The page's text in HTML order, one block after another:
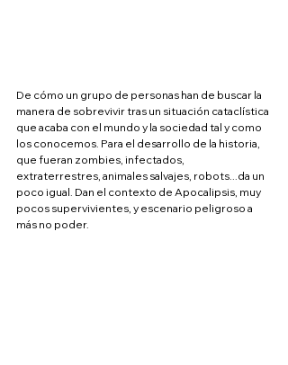
De cómo un grupo de personas han de buscar la
manera de sobrevivir tras un situación cataclística
que acaba con el mundo y la sociedad tal y como
los conocemos. Para el desarrollo de la historia,
que fueran zombies, infectados,
extraterrestres, animales salvajes, robots...da un
poco igual. Dan el contexto de Apocalipsis, muy
pocos supervivientes, y escenario peligroso a
más no poder.